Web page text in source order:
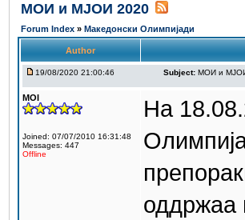
МОИ и МЈОИ 2020
Forum Index » Македонски Олимпијади
Author
19/08/2020 21:00:46 Subject: МОИ и
MOI
Joined: 07/07/2010 16:31:48
Messages: 447
Offline
На
оддржаа